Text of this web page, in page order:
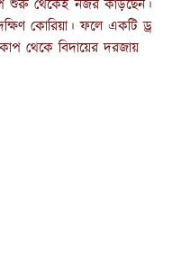
শুরু থেকেই নজর কাড়ছেন।
কোরিয়া। ফলে একটি ড্র
থেকে বিদায়ের দরজায়